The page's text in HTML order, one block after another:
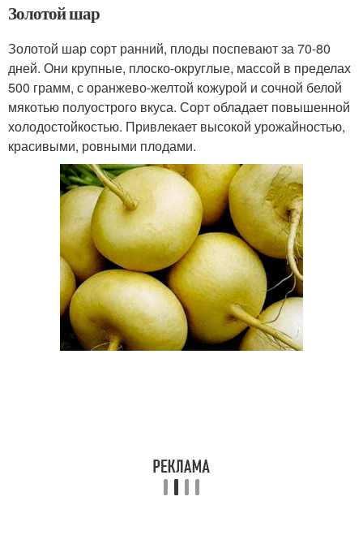
Золотой шар
Золотой шар сорт ранний, плоды поспевают за 70-80
дней. Они крупные, плоско-округлые, массой в пределах
500 грамм, с оранжево-желтой кожурой и сочной белой
мякотью полуострого вкуса. Сорт обладает повышенной
холодостойкостью. Привлекает высокой урожайностью,
красивыми, ровными плодами.